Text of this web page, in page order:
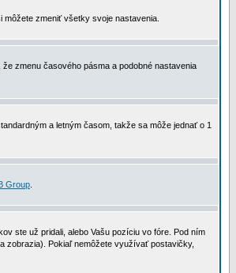
zmeniť všetky svoje nastavenia.
zmenu časového pásma a podobné nastavenia
a letným časom, takže sa môže jednať o 1
Group
ste už pridali, alebo Vašu pozíciu vo fóre. Pod ním
zobrazia). Pokiaľ nemôžete využívať postavičky,